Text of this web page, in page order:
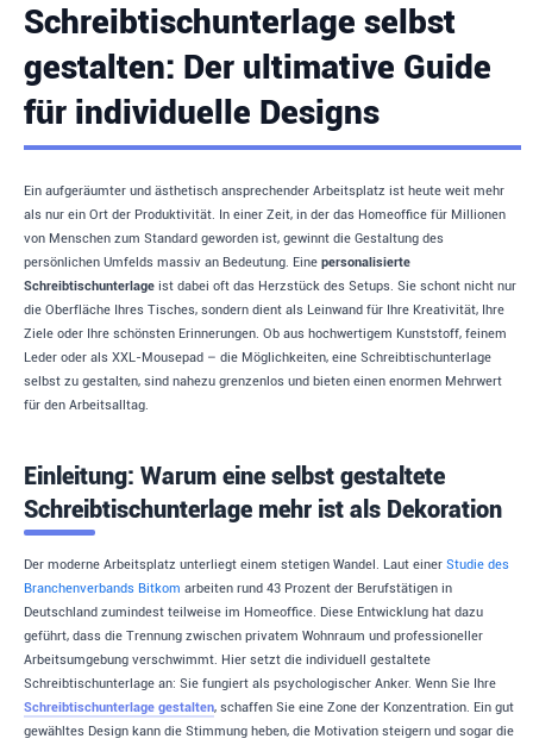
Schreibtischunterlage selbst
gestalten: Der ultimative Guide
für individuelle Designs
Ein aufgeräumter und ästhetisch ansprechender Arbeitsplatz ist heute weit mehr
als nur ein Ort der Produktivität. In einer Zeit, in der das Homeoffice für Millionen
von Menschen zum Standard geworden ist, gewinnt die Gestaltung des
persönlichen Umfelds massiv an Bedeutung. Eine personalisierte
Schreibtischunterlage ist dabei oft das Herzstück des Setups. Sie schont nicht nur
die Oberfläche Ihres Tisches, sondern dient als Leinwand für Ihre Kreativität, Ihre
Ziele oder Ihre schönsten Erinnerungen. Ob aus hochwertigem Kunststoff, feinem
Leder oder als XXL-Mousepad – die Möglichkeiten, eine Schreibtischunterlage
selbst zu gestalten, sind nahezu grenzenlos und bieten einen enormen Mehrwert
für den Arbeitsalltag.
Einleitung: Warum eine selbst gestaltete
Schreibtischunterlage mehr ist als Dekoration
Der moderne Arbeitsplatz unterliegt einem stetigen Wandel. Laut einer Studie des
Branchenverbands Bitkom arbeiten rund 43 Prozent der Berufstätigen in
Deutschland zumindest teilweise im Homeoffice. Diese Entwicklung hat dazu
geführt, dass die Trennung zwischen privatem Wohnraum und professioneller
Arbeitsumgebung verschwimmt. Hier setzt die individuell gestaltete
Schreibtischunterlage an: Sie fungiert als psychologischer Anker. Wenn Sie Ihre
Schreibtischunterlage gestalten, schaffen Sie eine Zone der Konzentration. Ein gut
gewähltes Design kann die Stimmung heben, die Motivation steigern und sogar die